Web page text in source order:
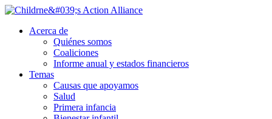
Ir
contenidoAcerca de
Quiénes somos
Coaliciones
Informe anual y estados financieros
Temas
Causas que apoyamos
Salud
Primera infancia